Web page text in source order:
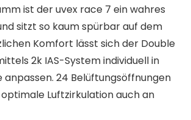
ist der uvex race 7 ein wahres
sitzt so kaum spürbar auf dem
Komfort lässt sich der Double
2k IAS-System individuell in
anpassen. 24 Belüftungsöffnungen
Luftzirkulation auch an